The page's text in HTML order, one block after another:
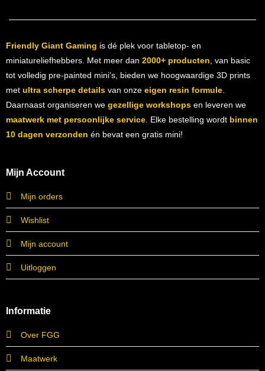
Friendly Giant Gaming is dé plek voor tabletop- en
miniatureliefhebbers. Met meer dan 2000+ producten , van basic
tot volledig pre-painted mini’s, bieden we hoogwaardige 3D prints
met ultra scherpe detailsvan onze eigen resin formule.
Daarnaast organiseren we gezellige workshopsen leveren we
maatwerk met persoonlijke service. Elke bestelling wordt binnen
10 dagen verzonden én bevat een gratis mini!
Mijn Account
Mijn orders
Wishlist
Mijn account
Uitloggen
Informatie
Over FGG
Maatwerk